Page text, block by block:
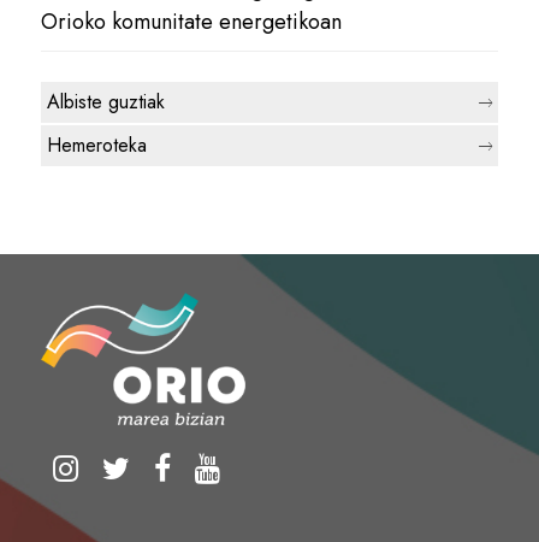
Orioko komunitate energetikoan
Albiste guztiak
Hemeroteka